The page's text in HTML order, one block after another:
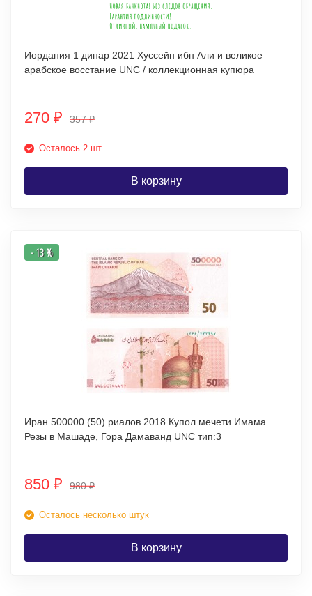
Иордания 1 динар 2021 Хуссейн ибн Али и великое
арабское восстание UNC / коллекционная купюра
270 ₽ 357₽
Осталось 2 шт.
В корзину
- 13 %
Иран 500000 (50) риалов 2018 Купол мечети Имама
Резы в Машаде, Гора Дамаванд UNC тип:3
850 ₽ 980₽
Осталось несколько штук
В корзину